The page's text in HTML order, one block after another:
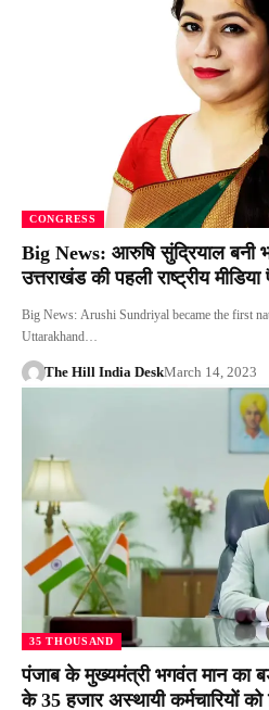
CONGRESS
Big News: आरुषि सुंद्रियाल बनी
उत्तराखंड की पहली राष्ट्रीय
Big News: Arushi Sundriyal became the first
Uttarakhand…
The Hill India DeskMarch 14, 2023
35 THOUSAND
पंजाब के मुख्यमंत्री भगवंत मान का
के 35 हजार अस्थायी कर्मचारियों को